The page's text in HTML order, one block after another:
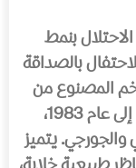
بنمط
بالصداقة
المصنوع من
الحجر والخرسانة، والذي يعود تاريخه إلى عام 1983،
يتميز